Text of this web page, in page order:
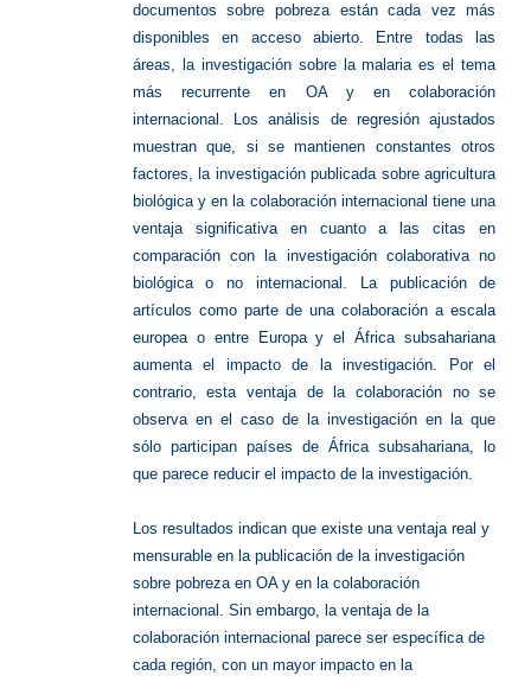
documentos sobre pobreza están cada vez más
disponibles en acceso abierto. Entre todas las
áreas, la investigación sobre la malaria es el tema
más recurrente en OA y en colaboración
internacional. Los análisis de regresión ajustados
muestran que, si se mantienen constantes otros
factores, la investigación publicada sobre agricultura
biológica y en la colaboración internacional tiene una
ventaja significativa en cuanto a las citas en
comparación con la investigación colaborativa no
biológica o no internacional. La publicación de
artículos como parte de una colaboración a escala
europea o entre Europa y el África subsahariana
aumenta el impacto de la investigación. Por el
contrario, esta ventaja de la colaboración no se
observa en el caso de la investigación en la que
sólo participan países de África subsahariana, lo
que parece reducir el impacto de la investigación.
Los resultados indican que existe una ventaja real y
mensurable en la publicación de la investigación
sobre pobreza en OA y en la colaboración
internacional. Sin embargo, la ventaja de la
colaboración internacional parece ser específica de
cada región, con un mayor impacto en la